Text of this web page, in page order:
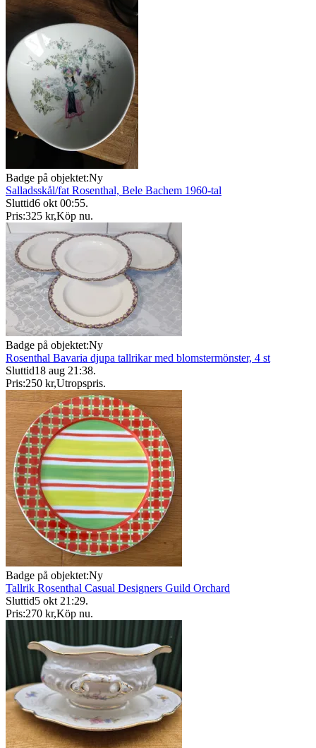
Badge på objektet:Ny
Salladsskål/fat Rosenthal, Bele Bachem 1960-tal
Sluttid6 okt 00:55.
Pris:325 kr,Köp nu.
Badge på objektet:Ny
Rosenthal Bavaria djupa tallrikar med blomstermönster, 4 st
Sluttid18 aug 21:38.
Pris:250 kr,Utropspris.
Badge på objektet:Ny
Tallrik Rosenthal Casual Designers Guild Orchard
Sluttid5 okt 21:29.
Pris:270 kr,Köp nu.